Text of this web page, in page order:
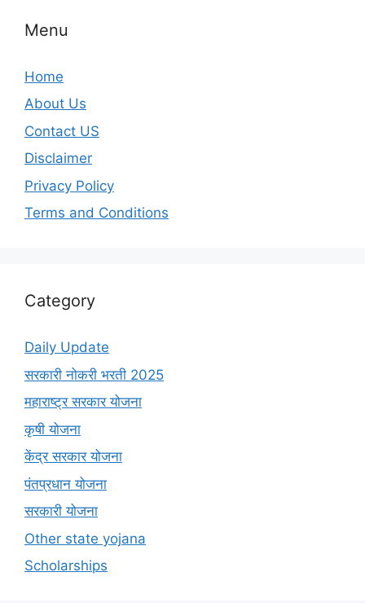
Menu
Home
About Us
Contact US
Disclaimer
Privacy Policy
Terms and Conditions
Category
Daily Update
सरकारी नोकरी भरती 2025
महाराष्ट्र सरकार योजना
कृषी योजना
केंद्र सरकार योजना
पंतप्रधान योजना
सरकारी योजना
Other state yojana
Scholarships